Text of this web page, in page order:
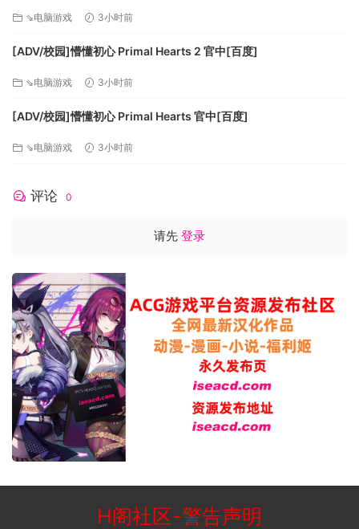
⇘电脑游戏 3小时前
[ADV/校园]懵懂初心 Primal Hearts 2 官中[百度]
⇘电脑游戏 3小时前
[ADV/校园]懵懂初心 Primal Hearts 官中[百度]
⇘电脑游戏 3小时前
评论 0
请先 登录
H阁社区-警告声明